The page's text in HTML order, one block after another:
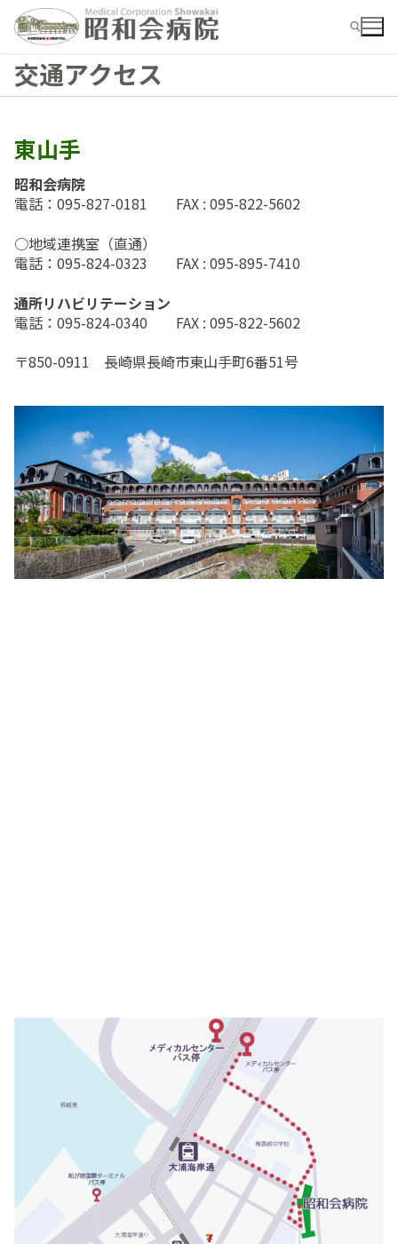
検索:
検
お知らせ
病院ご紹介
病院ご紹介top
概要・沿革
フロア案内
交通アクセス
ご意見箱
よくあるご質問(FAQ)
お問い合わせ
求人情報
外来
外来top
内科
外科
整形外科
脳神経外科
皮膚科
放射線科
入院
入院top
医療療養病棟
回復期リハビリテーション病棟
地域包括ケア病棟
地域連携室
在宅事業部
在宅事業部top
訪問看護ステーション
訪問介護事業所
通所リハビリテーション
看護部
交通アクセス
東山手
昭和会病院
電話：095-827-0181 FAX : 095-822-5602
○地域連携室（直通）
電話：095-824-0323 FAX : 095-895-7410
通所リハビリテーション
電話：095-824-0340 FAX : 095-822-5602
〒850-0911 長崎県長崎市東山手町6番51号